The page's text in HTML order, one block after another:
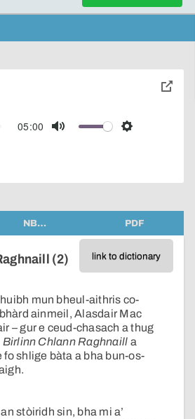
05:00
Mute Settings
toggle
NB… PDF
link to dictionary
(2)
mun bheul-aithris co-
ainmeil, Alasdair Mac
– gur e ceud-chasach a thug
Birlinn Chlann Raghnaill a
fo shlige bàta a bha bun-os-
stòiridh sin, bha mi a’